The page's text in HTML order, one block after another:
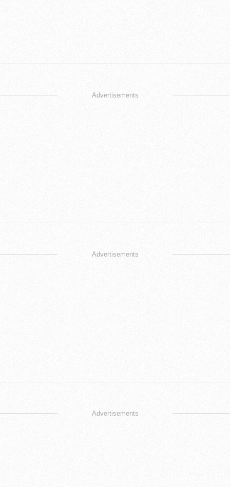
Advertisements
Advertisements
Advertisements